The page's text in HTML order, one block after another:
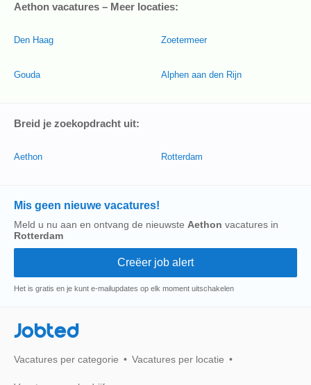
Aethon vacatures – Meer locaties:
Den Haag
Gouda
Zoetermeer
Alphen aan den Rijn
Breid je zoekopdracht uit:
Aethon Rotterdam
Mis geen nieuwe vacatures!
Meld u nu aan en ontvang de nieuwste Aethon vacatures in
Rotterdam
Het is gratis en je kunt e-mailupdates op elk moment uitschakelen
Jobted
Vacatures per categorie Vacatures per locatie